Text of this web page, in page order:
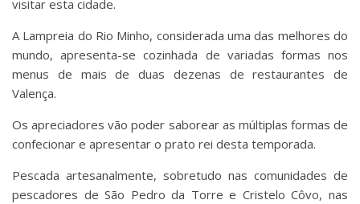
visitar esta cidade.
A Lampreia do Rio Minho, considerada uma das melhores do
mundo, apresenta-se cozinhada de variadas formas nos
menus de mais de duas dezenas de restaurantes de
Valença.
Os apreciadores vão poder saborear as múltiplas formas de
confecionar e apresentar o prato rei desta temporada.
Pescada artesanalmente, sobretudo nas comunidades de
pescadores de São Pedro da Torre e Cristelo Côvo, nas